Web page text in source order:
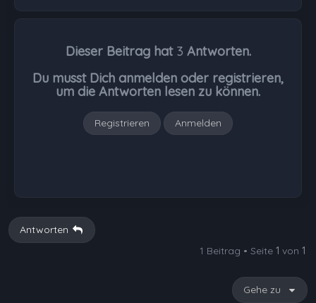
Dieser Beitrag hat 3 Antworten.
Du musst Dich anmelden oder registrieren,
um die Antworten lesen zu können.
Registrieren Anmelden
Antworten
1 Beitrag • Seite 1 von 1
Gehe zu